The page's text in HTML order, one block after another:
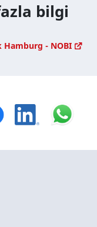
bilgi
Hamburg - NOBI